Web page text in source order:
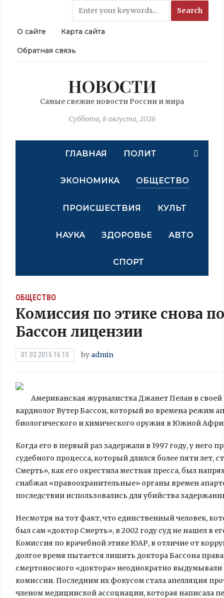
О сайте Карта сайта
Обратная связь
НОВОСТИ
Самые свежие новости России и мира
Суббота, 8 августа, 2026
ГЛАВНАЯ ПОЛИТ
ЭКОНОМИКА ОБЩЕСТВО
ПРОИСШЕСТВИЯ КУЛЬТ
НАУКА ЗДОРОВЬЕ АВТО
СПОРТ
ОБЩЕСТВО
Комиссия по этике снова
Бассон лицензии
01.03.2015 16:10 by admin
Американская журналистка Джанет Пелан в
кардиолог Вутер Бассон, который во времена режим
биологического и химического оружия в Южной
Когда его в первый раз задержали в 1997 году, у него
судебного процесса, который длился более пяти лет,
Смерть», как его окрестила местная пресса, был
снабжал «правоохранительные» органы времен
последствии использовались для убийства
Несмотря на тот факт, что единственный человек,
был сам «доктор Смерть», в 2002 году суд не нашел в
Комиссия по врачебной этике ЮАР, в отличие от
долгое время пытается лишить доктора Бассона
смертоносного «доктора» неоднократно
комиссии. Последним их фокусом стала апелляция
членом медицинской ассоциации, которая написала